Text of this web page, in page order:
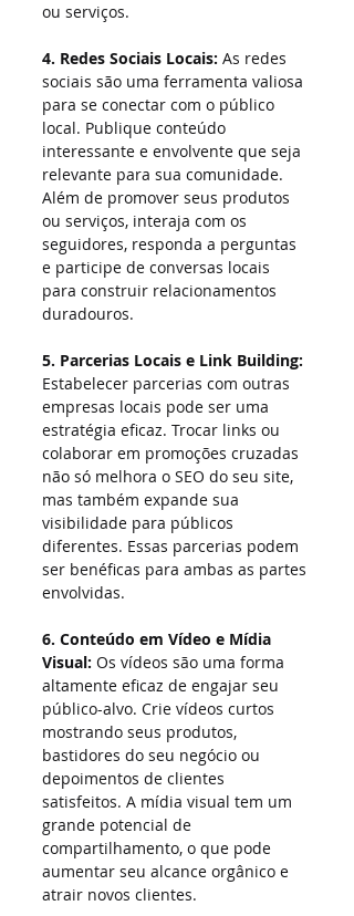
ou serviços.
4. Redes Sociais Locais: As redes
sociais são uma ferramenta valiosa
para se conectar com o público
local. Publique conteúdo
interessante e envolvente que seja
relevante para sua comunidade.
Além de promover seus produtos
ou serviços, interaja com os
seguidores, responda a perguntas
e participe de conversas locais
para construir relacionamentos
duradouros.
5. Parcerias Locais e Link Building:
Estabelecer parcerias com outras
empresas locais pode ser uma
estratégia eficaz. Trocar links ou
colaborar em promoções cruzadas
não só melhora o SEO do seu site,
mas também expande sua
visibilidade para públicos
diferentes. Essas parcerias podem
ser benéficas para ambas as partes
envolvidas.
6. Conteúdo em Vídeo e Mídia
Visual: Os vídeos são uma forma
altamente eficaz de engajar seu
público-alvo. Crie vídeos curtos
mostrando seus produtos,
bastidores do seu negócio ou
depoimentos de clientes
satisfeitos. A mídia visual tem um
grande potencial de
compartilhamento, o que pode
aumentar seu alcance orgânico e
atrair novos clientes.